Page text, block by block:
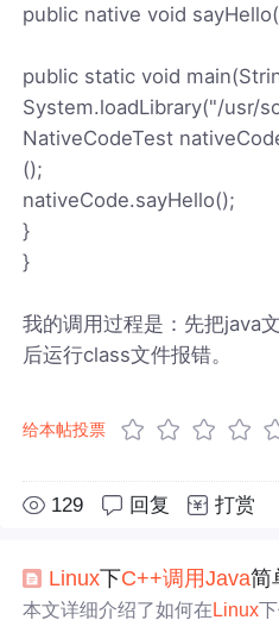
public native void
public static void
System.loadLibrary("/usr/
NativeCodeTest
();
nativeCode.sayHello();
}
}
我的调用过程是：先把java
后运行class文件报错。
给本帖投票
129 回复 打赏
Linux下C++调用Java简
本文详细介绍了如何在 Linux